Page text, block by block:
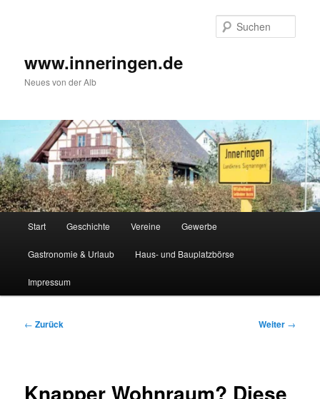
www.inneringen.de
Neues von der Alb
Start Geschichte Vereine Gewerbe
Gastronomie & Urlaub Haus- und Bauplatzbörse
Impressum
Beitragsnavigation
← Zurück Weiter →